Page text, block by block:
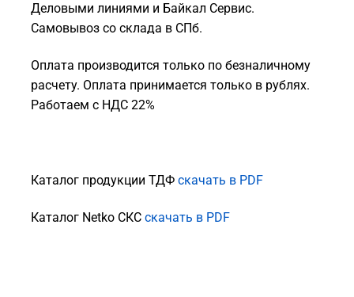
Деловыми линиями и Байкал Сервис.
Самовывоз со склада в СПб.
Оплата производится только по безналичному
расчету. Оплата принимается только в рублях.
Работаем с НДС 22%
Каталог продукции ТДФ скачать в PDF
Каталог Netko СКС скачать в PDF